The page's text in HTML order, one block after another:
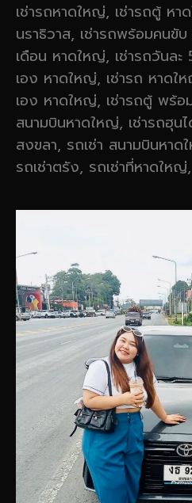
เช่ารถหาดใหญ่, เช่ารถตู้ หา
นราธิวาส, เช่ารถพร้อมคนขั
เดือน หาดใหญ่, เช่ารถวันล
เอง หาดใหญ่, เช่ารถ หาดใ
เอง หาดใหญ่, เช่ารถตู้ พร้
สนามบินหาดใหญ่, เช่ารถฮุนไ
สงขลา, รถเช่า สนามบินหา
รถเช่าตรัง, รถเช่าที่หาดให